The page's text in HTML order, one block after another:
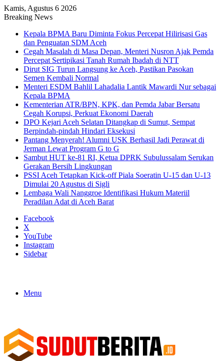
Kamis, Agustus 6 2026
Breaking News
Kepala BPMA Baru Diminta Fokus Percepat Hilirisasi Gas
dan Penguatan SDM Aceh
Cegah Masalah di Masa Depan, Menteri Nusron Ajak Pemda
Percepat Sertipikasi Tanah Rumah Ibadah di NTT
Dirut SIG Turun Langsung ke Aceh, Pastikan Pasokan
Semen Kembali Normal
Menteri ESDM Bahlil Lahadalia Lantik Mawardi Nur sebagai
Kepala BPMA
Kementerian ATR/BPN, KPK, dan Pemda Jabar Bersatu
Cegah Korupsi, Perkuat Ekonomi Daerah
DPO Kejari Aceh Selatan Ditangkap di Sumut, Sempat
Berpindah-pindah Hindari Eksekusi
Pantang Menyerah! Alumni USK Berhasil Jadi Perawat di
Jerman Lewat Program G to G
Sambut HUT ke-81 RI, Ketua DPRK Subulussalam Serukan
Gerakan Bersih Lingkungan
PSSI Aceh Tetapkan Kick-off Piala Soeratin U-15 dan U-13
Dimulai 20 Agustus di Sigli
Lembaga Wali Nanggroe Identifikasi Hukum Materiil
Peradilan Adat di Aceh Barat
Facebook
X
YouTube
Instagram
Sidebar
Menu